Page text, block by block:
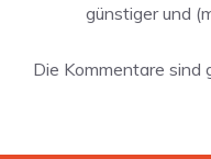
günstiger und
Die Kommentare sind